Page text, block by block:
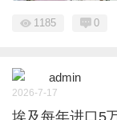
1185 0
admin
2026-7-17
埃及每年进口5